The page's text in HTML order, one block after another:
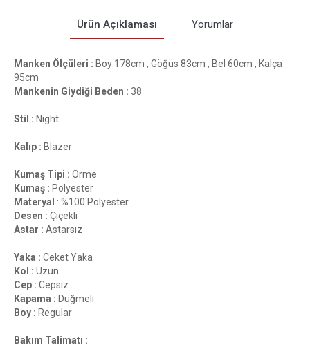
Ürün Açıklaması Yorumlar
Manken Ölçüleri : Boy 178cm , Göğüs 83cm , Bel 60cm , Kalça
95cm
Mankenin Giydiği Beden : 38
Stil : Night
Kalıp : Blazer
Kumaş Tipi : Örme
Kumaş : Polyester
Materyal : %100 Polyester
Desen : Çiçekli
Astar : Astarsız
Yaka : Ceket Yaka
Kol : Uzun
Cep : Cepsiz
Kapama : Düğmeli
Boy : Regular
Bakım Talimatı :